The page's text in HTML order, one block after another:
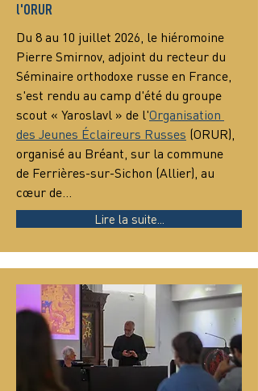
l'ORUR
Du 8 au 10 juillet 2026, le hiéromoine
Pierre Smirnov, adjoint du recteur du
Séminaire orthodoxe russe en France,
s'est rendu au camp d'été du groupe
scout « Yaroslavl » de l'Organisation
des Jeunes Éclaireurs Russes (ORUR),
organisé au Bréant, sur la commune
de Ferrières-sur-Sichon (Allier), au
cœur de…
Lire la suite...